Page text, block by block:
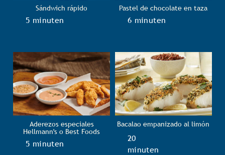
Sándwich rápido
TotalTime
5 minuten
Pastel de chocolate en taza
TotalTime
6 minuten
Aderezos especiales
Hellmann's o Best Foods
TotalTime
5 minuten
Bacalao empanizado al limón
TotalTime
20
minuten